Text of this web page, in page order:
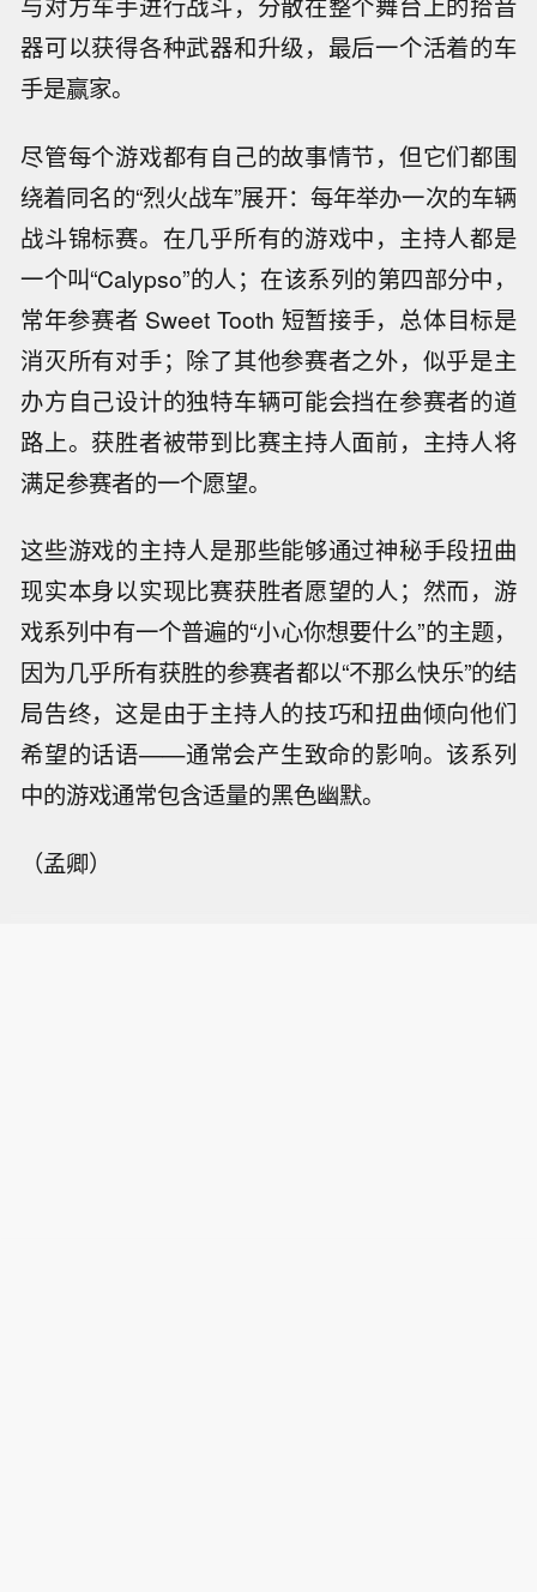
器可以获得各种武器和升级，最后一个活着的车
手是赢家。
尽管每个游戏都有自己的故事情节，但它们都围
绕着同名的“烈火战车”展开：每年举办一次的车辆
战斗锦标赛。 在几乎所有的游戏中，主持人都是
一个叫“Calypso”的人； 在该系列的第四部分中，
常年参赛者 Sweet Tooth 短暂接手， 总体目标是
消灭所有对手； 除了其他参赛者之外，似乎是主
办方自己设计的独特车辆可能会挡在参赛者的道
路上。 获胜者被带到比赛主持人面前，主持人将
满足参赛者的一个愿望。
这些游戏的主持人是那些能够通过神秘手段扭曲
现实本身以实现比赛获胜者愿望的人； 然而，游
戏系列中有一个普遍的“小心你想要什么”的主题，
因为几乎所有获胜的参赛者都以“不那么快乐”的结
局告终，这是由于主持人的技巧和扭曲倾向他们
希望的话语——通常会产生致命的影响。该系列
中的游戏通常包含适量的黑色幽默。
（孟卿）